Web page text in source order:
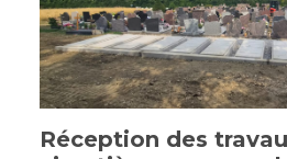
Réception des